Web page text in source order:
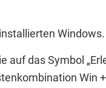
Windows.
auf das Symbol
Win